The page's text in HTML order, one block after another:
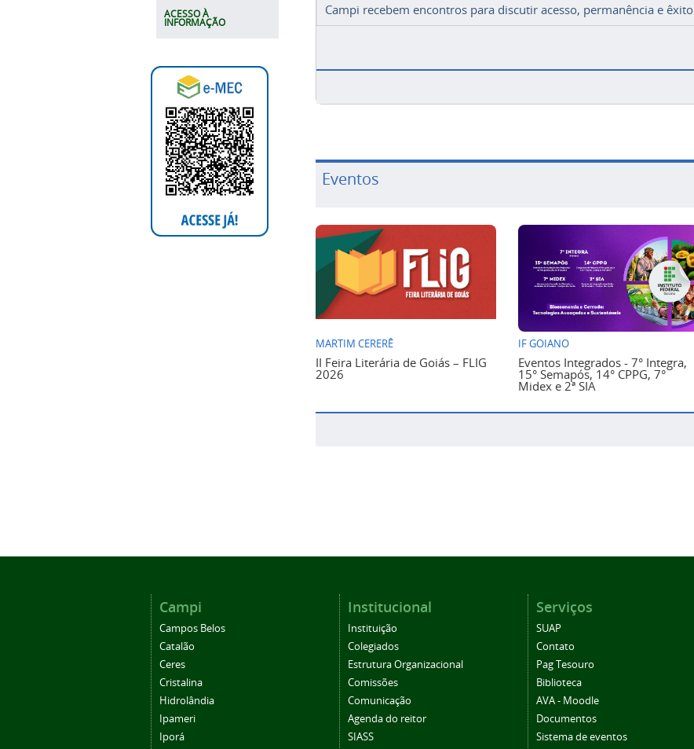
ACESSO À
INFORMAÇÃO
Campi recebem encontros para discutir acesso, permanência e êxito
Eventos
MARTIM CERERÊ
II Feira Literária de Goiás – FLIG
2026
IF GOIANO
Eventos Integrados - 7° Integra,
15° Semapós, 14° CPPG, 7°
Midex e 2ª SIA
Campi
Campos Belos
Catalão
Ceres
Cristalina
Hidrolândia
Ipameri
Iporá
Institucional
Instituição
Colegiados
Estrutura Organizacional
Comissões
Comunicação
Agenda do reitor
SIASS
Serviços
SUAP
Contato
Pag Tesouro
Biblioteca
AVA - Moodle
Documentos
Sistema de eventos